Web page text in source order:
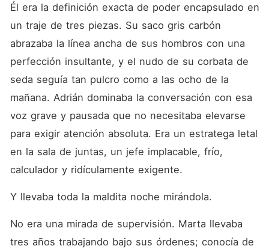
carismático cliente
multimillonario que no solo
busca los servicios de la
firma, sino que pone sus ojos
en Marta, desatando en
Adrián una posesividad feroz
máscara de frialdad.
"Insubordinación" es un
relato de poder, seducción y
la delgada línea que separa
una guerra donde cada
caricia es un desafío y cada
beso es una reclamación de
territorio, Marta y Adrián
carreras por una pasión que
¿Quién tiene realmente el
la oficina se apagan? En
Él era la definición exacta de poder encapsulado en
un traje de tres piezas. Su saco gris carbón
abrazaba la línea ancha de sus hombros con una
perfección insultante, y el nudo de su corbata de
seda seguía tan pulcro como a las ocho de la
mañana. Adrián dominaba la conversación con esa
voz grave y pausada que no necesitaba elevarse
para exigir atención absoluta. Era un estratega letal
en la sala de juntas, un jefe implacable, frío,
calculador y ridículamente exigente.
Y llevaba toda la maldita noche mirándola.
No era una mirada de supervisión. Marta llevaba
tres años trabajando bajo sus órdenes; conocía de